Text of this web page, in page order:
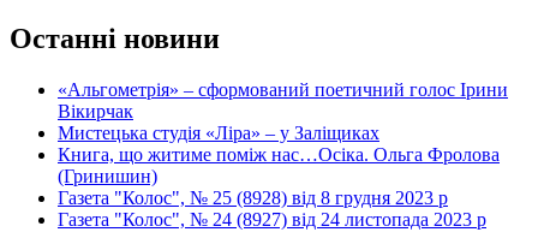
Останні новини
«Альгометрія» – сформований поетичний голос Ірини
Вікирчак
Мистецька студія «Ліра» – у Заліщиках
Книга, що житиме поміж нас…Осіка. Ольга Фролова
(Гринишин)
Газета "Колос", № 25 (8928) від 8 грудня 2023 р
Газета "Колос", № 24 (8927) від 24 листопада 2023 р